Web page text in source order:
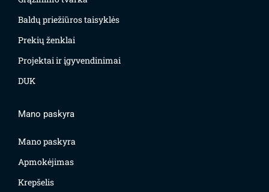
Baldų priežiūros taisyklės
Prekių ženklai
Projektai ir įgyvendinimai
DUK
Mano paskyra
Mano paskyra
Apmokėjimas
Krepšelis